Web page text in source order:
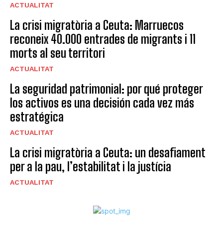
ACTUALITAT
La crisi migratòria a Ceuta: Marruecos
reconeix 40.000 entrades de migrants i 11
morts al seu territori
ACTUALITAT
La seguridad patrimonial: por qué proteger
los activos es una decisión cada vez más
estratégica
ACTUALITAT
La crisi migratòria a Ceuta: un desafiament
per a la pau, l’estabilitat i la justícia
ACTUALITAT